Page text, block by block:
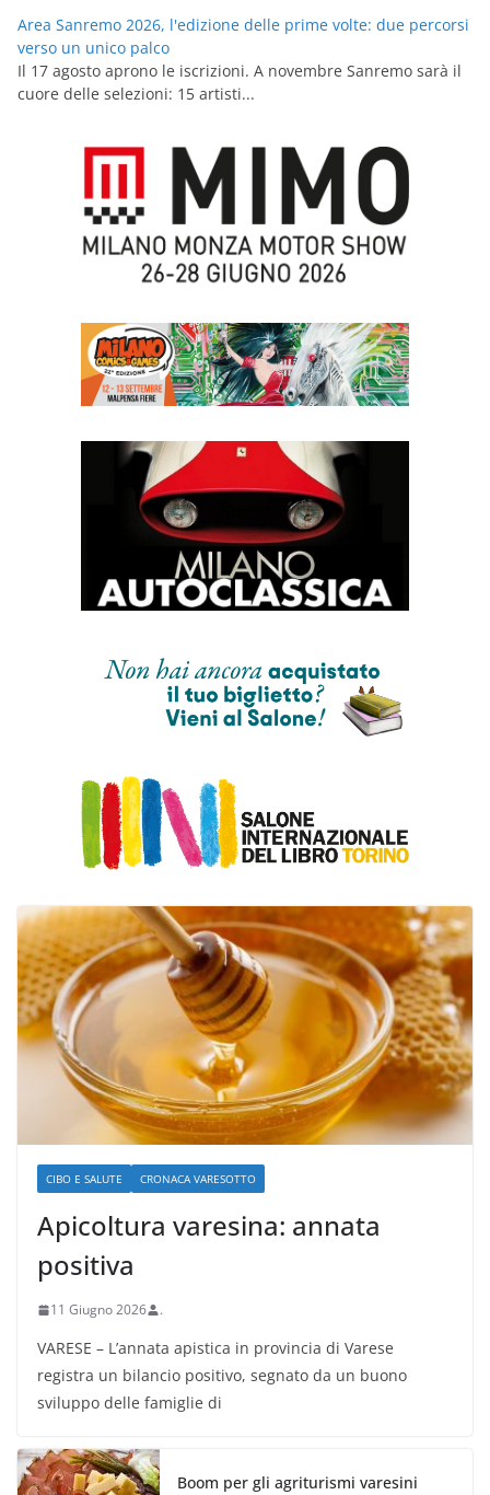
Area Sanremo 2026, l'edizione delle prime volte: due percorsi
verso un unico palco
Il 17 agosto aprono le iscrizioni. A novembre Sanremo sarà il
cuore delle selezioni: 15 artisti...
CIBO E SALUTE CRONACA VARESOTTO
Apicoltura varesina: annata
positiva
11 Giugno 2026 .
VARESE – L’annata apistica in provincia di Varese
registra un bilancio positivo, segnato da un buono
sviluppo delle famiglie di
Boom per gli agriturismi varesini